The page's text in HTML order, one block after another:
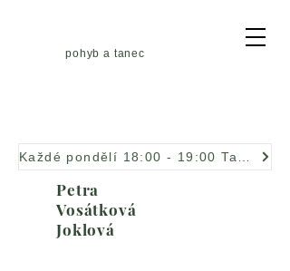
pohyb a tanec
Petra
Vosátková
Joklová